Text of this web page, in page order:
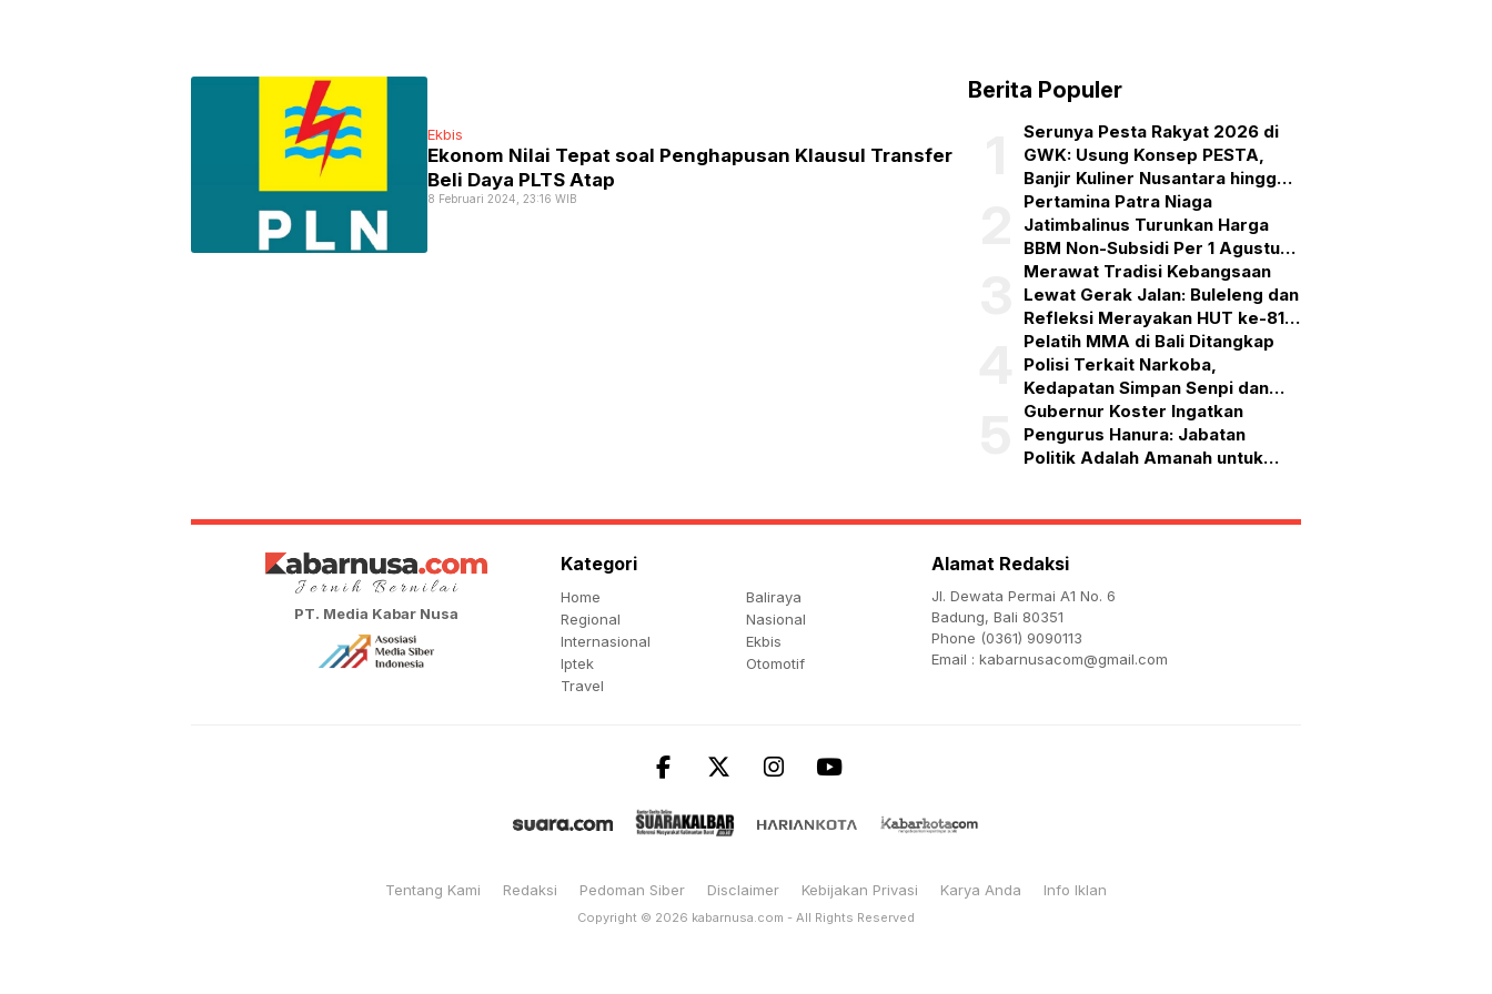
Ekbis
Ekonom Nilai Tepat soal Penghapusan Klausul Transfer
Beli Daya PLTS Atap
8 Februari 2024, 23:16 WIB
Berita Populer
Serunya Pesta Rakyat 2026 di
GWK: Usung Konsep PESTA,
Banjir Kuliner Nusantara hingga
Pesta Kembang Api
Pertamina Patra Niaga
Jatimbalinus Turunkan Harga
BBM Non-Subsidi Per 1 Agustus
2026
Merawat Tradisi Kebangsaan
Lewat Gerak Jalan: Buleleng dan
Refleksi Merayakan HUT ke-81
RI
Pelatih MMA di Bali Ditangkap
Polisi Terkait Narkoba,
Kedapatan Simpan Senpi dan
Puluhan Amunisi
Gubernur Koster Ingatkan
Pengurus Hanura: Jabatan
Politik Adalah Amanah untuk
PT. Media Kabar Nusa
Kategori
Home
Baliraya
Regional
Nasional
Internasional
Ekbis
Iptek
Otomotif
Travel
Alamat Redaksi
Jl. Dewata Permai A1 No. 6
Badung, Bali 80351
Phone (0361) 9090113
Email : kabarnusacom@gmail.com
Tentang Kami Redaksi Pedoman Siber Disclaimer Kebijakan Privasi Karya Anda Info Iklan
Copyright © 2026 kabarnusa.com - All Rights Reserved